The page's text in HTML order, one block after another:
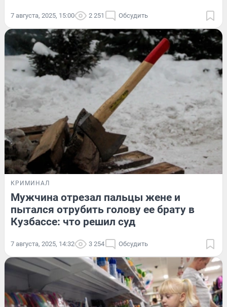
7 августа, 2025, 15:00 2 251 Обсудить
КРИМИНАЛ
Мужчина отрезал пальцы жене и
пытался отрубить голову ее брату в
Кузбассе: что решил суд
7 августа, 2025, 14:32 3 254 Обсудить